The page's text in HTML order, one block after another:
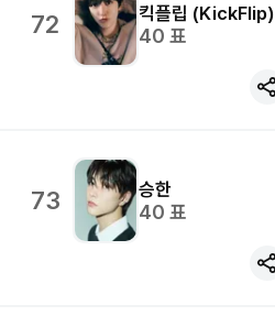
72 킥플립 (KickFlip)
40 표
73 승한
40 표